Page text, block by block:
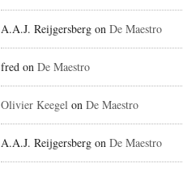
A.A.J. Reijgersberg on De Maestro
fred on De Maestro
Olivier Keegel on De Maestro
A.A.J. Reijgersberg on De Maestro